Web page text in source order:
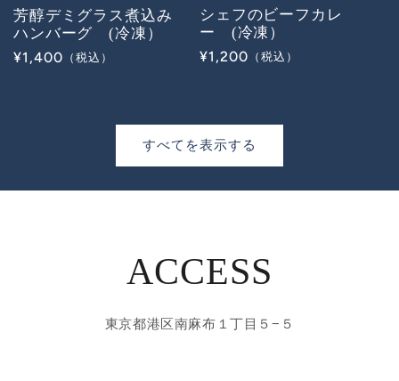
芳醇デミグラス煮込み
ハンバーグ (冷凍）
通
¥1,400
シェフのビーフカレ
ー (冷凍）
通
格
¥1,200
すべてを表示する
ACCESS
東京都港区南麻布１丁目５−５